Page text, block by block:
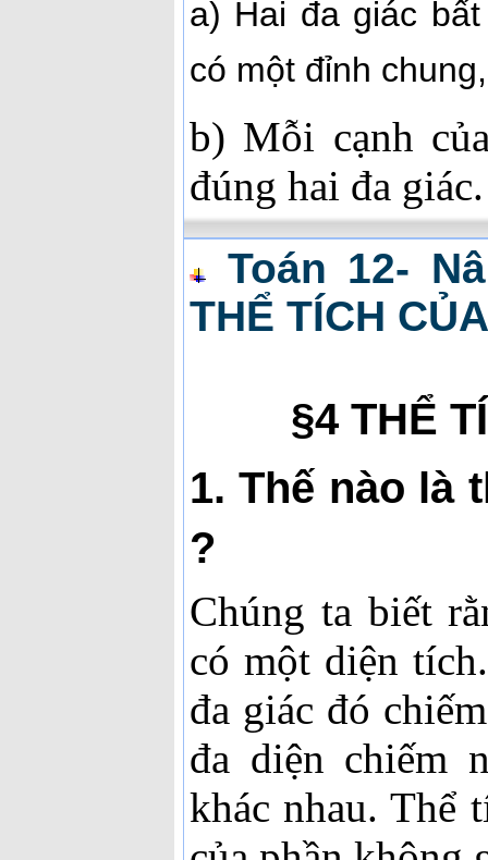
a) Hai đa giác
có một đỉnh
b) Mỗi cạnh
đúng hai đa giác.
Toán 12-
THỂ TÍCH
§4 THỂ
1. Thế nào là
?
Chúng ta biết
có một diện
đa giác đó
đa diện chiếm
khác nhau. Thể